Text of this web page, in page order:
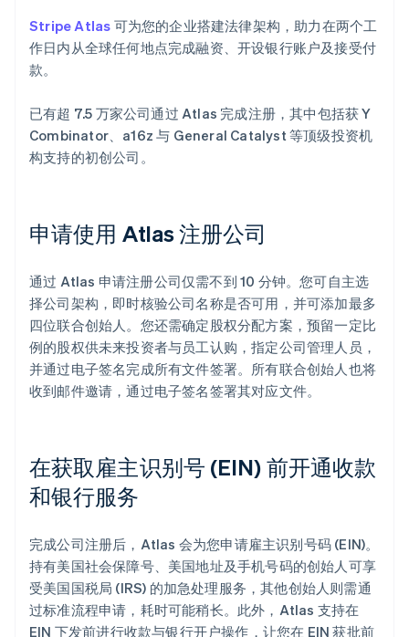
Stripe Atlas 可为您的企业搭建法律架构，助力在两个工
作日内从全球任何地点完成融资、开设银行账户及接受付
款。
已有超 7.5 万家公司通过 Atlas 完成注册，其中包括获 Y
Combinator、a16z 与 General Catalyst 等顶级投资机
构支持的初创公司。
申请使用 Atlas 注册公司
通过 Atlas 申请注册公司仅需不到 10 分钟。您可自主选
择公司架构，即时核验公司名称是否可用，并可添加最多
四位联合创始人。您还需确定股权分配方案，预留一定比
例的股权供未来投资者与员工认购，指定公司管理人员，
并通过电子签名完成所有文件签署。所有联合创始人也将
收到邮件邀请，通过电子签名签署其对应文件。
在获取雇主识别号 (EIN) 前开通收款
和银行服务
完成公司注册后，Atlas 会为您申请雇主识别号码 (EIN)。
持有美国社会保障号、美国地址及手机号码的创始人可享
受美国国税局 (IRS) 的加急处理服务，其他创始人则需通
过标准流程申请，耗时可能稍长。此外，Atlas 支持在
EIN 下发前进行收款与银行开户操作，让您在 EIN 获批前